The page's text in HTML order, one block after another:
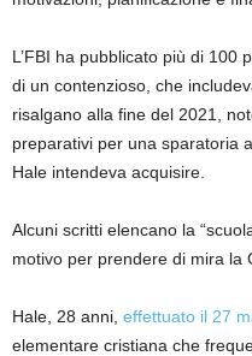
L’FBI ha pubblicato più di 100
di un contenzioso, che
risalgano alla fine del 2021,
preparativi per una sparatoria
Hale intendeva acquisire.
Alcuni scritti elencano la
motivo per prendere di mira la
Hale, 28 anni, effettuato il 27
elementare cristiana che